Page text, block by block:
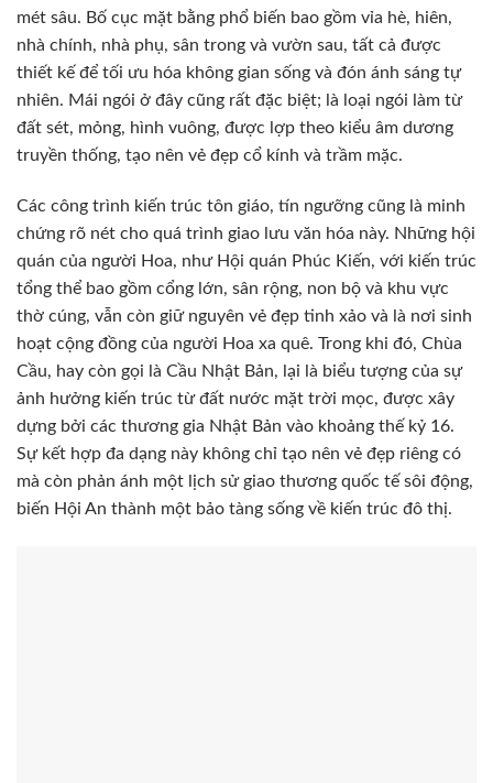
mét sâu. Bố cục mặt bằng phổ biến bao gồm vỉa hè, hiên,
nhà chính, nhà phụ, sân trong và vườn sau, tất cả được
thiết kế để tối ưu hóa không gian sống và đón ánh sáng tự
nhiên. Mái ngói ở đây cũng rất đặc biệt; là loại ngói làm từ
đất sét, mỏng, hình vuông, được lợp theo kiểu âm dương
truyền thống, tạo nên vẻ đẹp cổ kính và trầm mặc.
Các công trình kiến trúc tôn giáo, tín ngưỡng cũng là minh
chứng rõ nét cho quá trình giao lưu văn hóa này. Những hội
quán của người Hoa, như Hội quán Phúc Kiến, với kiến trúc
tổng thể bao gồm cổng lớn, sân rộng, non bộ và khu vực
thờ cúng, vẫn còn giữ nguyên vẻ đẹp tinh xảo và là nơi sinh
hoạt cộng đồng của người Hoa xa quê. Trong khi đó, Chùa
Cầu, hay còn gọi là Cầu Nhật Bản, lại là biểu tượng của sự
ảnh hưởng kiến trúc từ đất nước mặt trời mọc, được xây
dựng bởi các thương gia Nhật Bản vào khoảng thế kỷ 16.
Sự kết hợp đa dạng này không chỉ tạo nên vẻ đẹp riêng có
mà còn phản ánh một lịch sử giao thương quốc tế sôi động,
biến Hội An thành một bảo tàng sống về kiến trúc đô thị.